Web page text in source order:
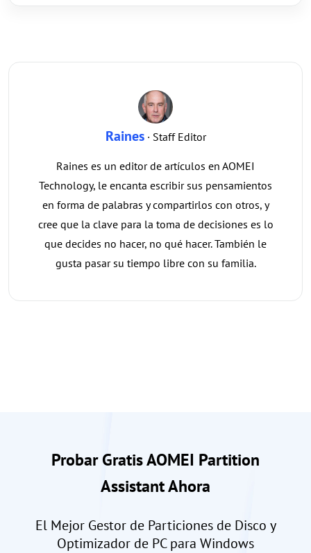
Raines· Staff Editor
Raines es un editor de artículos en AOMEI
Technology, le encanta escribir sus pensamientos
en forma de palabras y compartirlos con otros, y
cree que la clave para la toma de decisiones es lo
que decides no hacer, no qué hacer. También le
gusta pasar su tiempo libre con su familia.
Probar Gratis AOMEI Partition
Assistant Ahora
El Mejor Gestor de Particiones de Disco y
Optimizador de PC para Windows